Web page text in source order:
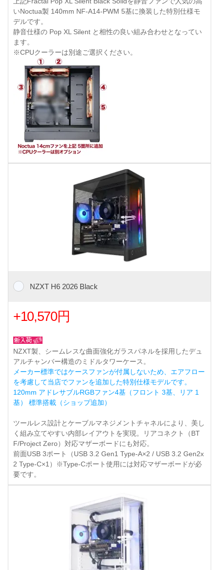
いNoctua製 140mm NF-A14-PWM 5基に換装した特別仕様モ
デルです。
静音仕様の Pop XL Silent と相性の良い組み合わせとなってい
ます。
※CPUクーラーは別途ご選択ください。
NZXT H6 2026 Black
+10,570円
NZXT製、シームレスな曲面強化ガラスパネルを採用したデュ
アルチャンバー構造のミドルタワーケース。
メーカー標準ではケースファンが付属しないため、エアフロー
を考慮して当店でファンを追加した特別仕様モデルです。
120mm アドレサブルRGBファン4基（フロント 3基、リア 1
基） 標準搭載（ショップ追加）
ツールレス設計とケーブルマネジメントチャネルにより、美し
く組み立てやすい内部レイアウトを実現。リアコネクト（BT
F/Project Zero）対応マザーボードにも対応。
前面USB 3ポート（USB 3.2 Gen1 Type-A×2 / USB 3.2 Gen2x
2 Type-C×1）※Type-Cポート使用には対応マザーボードが必
要です。